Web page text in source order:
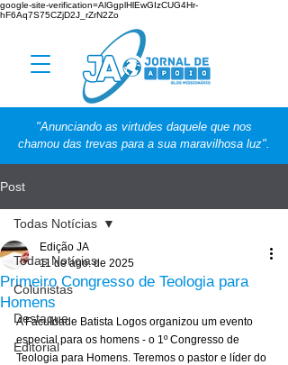
google-site-verification=AlGgplHlEwGIzCUG4Hr-
hF6Aq7S75CZjD2J_rZrN2Zo
"Anunciando as virtudes daquele que nos
chamou das trevas para a sua maravilhosa luz".
Post
Todas Notícias
Colunistas
Destaque
Editorial
Todas Notícias
Primeiro Congresso de Teologia para
Homens
Edição JA
11 de ago. de 2025
A Faculdade Batista Logos organizou um evento
especial para os homens - o 1º Congresso de
Teologia para Homens. Teremos o pastor e líder do